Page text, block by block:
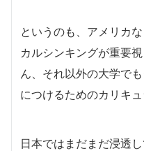
というのも、アメリカ
カルシンキングが重要
ん、それ以外の大学で
につけるためのカリキ
日本ではまだまだ浸透